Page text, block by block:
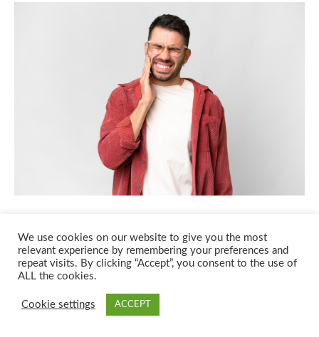
4 semne ale cariilor dentare și cum să le
evitaţi
By MUNTEANU CRISTINA